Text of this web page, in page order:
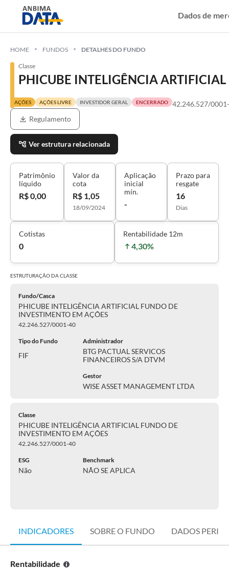
Dados de
HOME FUNDOS DETALHES DO FUNDO
Classe
PHICUBE INTELIGÊNCIA
AÇÕES AÇÕES LIVRE INVESTIDOR GERAL ENCERRADO
42.246.527/
Regulamento
Ver estrutura relacionada
Patrimônio
líquido
R$ 0,00
Valor da
cota
R$ 1,05
18/09/2024
Aplicação
inicial
mín.
-
Prazo para
resgate
16
Dias
Cotistas
0
Rentabilidade 12m
4,30%
ESTRUTURAÇÃO DACLASSE
Fundo/Casca
PHICUBE INTELIGÊNCIA ARTIFICIAL FUNDO DE
INVESTIMENTO EM AÇÕES
42.246.527/0001-40
Tipo do Fundo
FIF
Administrador
BTG PACTUAL SERVICOS
FINANCEIROS S/A DTVM
Gestor
WISE ASSET MANAGEMENT LTDA
Classe
PHICUBE INTELIGÊNCIA ARTIFICIAL FUNDO DE
INVESTIMENTO EM AÇÕES
42.246.527/0001-40
ESG
Não
Benchmark
NÃO SE APLICA
INDICADORES SOBRE O FUNDO DADOS
Rentabilidade